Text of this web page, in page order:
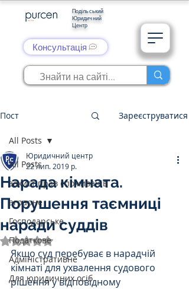
Подільський
Юридичний
Центр
Консультація
Пост Зареєструватися
All Posts
захист прав споживачів
аграрне
Господарське
Податкове
Адміністративне
Для юридичних осіб
All Posts
Нарада кімната.
Порушення таємниці
наради суддів
Юридичний центр
22 лип. 2019 р.
Оцінка: NaN з 5 зірок.
Якщо суд перебуває в нарадчій
кімнаті для ухвалення судового
рішення у відповідному